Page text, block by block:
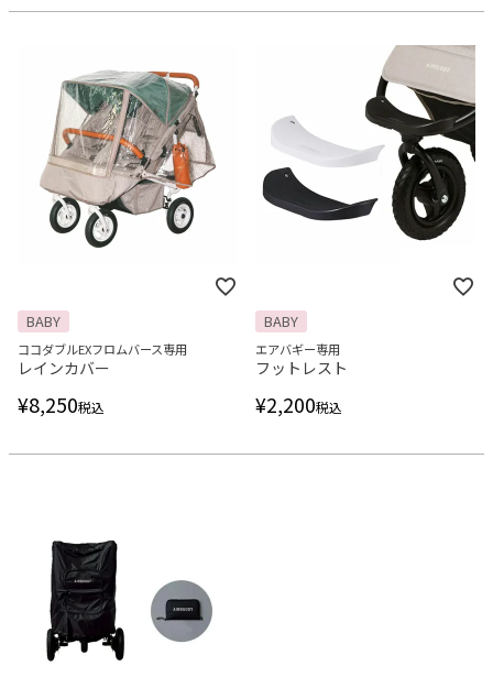
BABY
ココダブルEXフロムバース専用
レインカバー
¥8,250税込
BABY
エアバギー専用
フットレスト
¥2,200税込